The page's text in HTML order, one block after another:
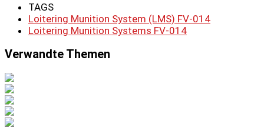
TAGS
Loitering Munition System (LMS) FV-014
Loitering Munition Systems FV-014
Verwandte Themen